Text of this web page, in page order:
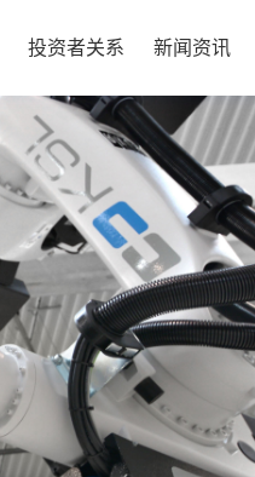
投资者关系 新闻资讯